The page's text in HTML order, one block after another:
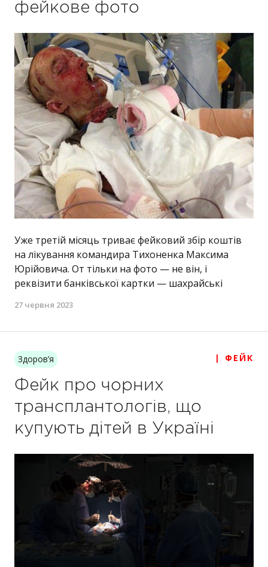
фейкове фото
Уже третій місяць триває фейковий збір коштів
на лікування командира Тихоненка Максима
Юрійовича. От тільки на фото — не він, і
реквізити банківської картки — шахрайські
27 червня 2023
Здоров’я | ФЕЙК
Фейк про чорних
трансплантологів, що
купують дітей в Україні